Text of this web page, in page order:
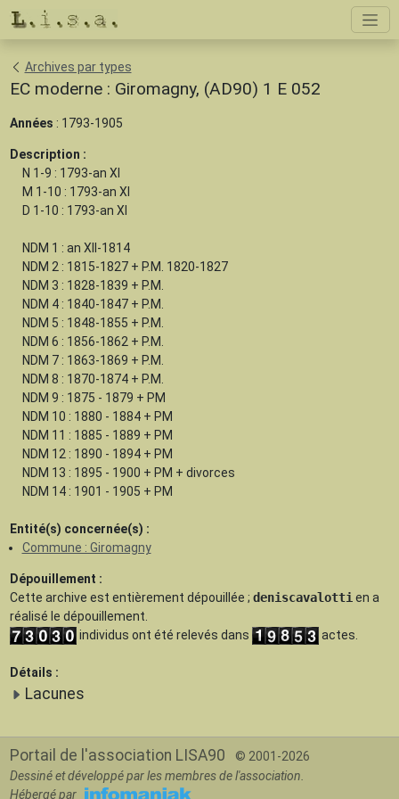
Archives par types
EC moderne : Giromagny, (AD90) 1 E 052
Années : 1793-1905
Description :
N 1-9 : 1793-an XI
M 1-10 : 1793-an XI
D 1-10 : 1793-an XI
NDM 1 : an XII-1814
NDM 2 : 1815-1827 + P.M. 1820-1827
NDM 3 : 1828-1839 + P.M.
NDM 4 : 1840-1847 + P.M.
NDM 5 : 1848-1855 + P.M.
NDM 6 : 1856-1862 + P.M.
NDM 7 : 1863-1869 + P.M.
NDM 8 : 1870-1874 + P.M.
NDM 9 : 1875 - 1879 + PM
NDM 10 : 1880 - 1884 + PM
NDM 11 : 1885 - 1889 + PM
NDM 12 : 1890 - 1894 + PM
NDM 13 : 1895 - 1900 + PM + divorces
NDM 14 : 1901 - 1905 + PM
Entité(s) concernée(s) :
Commune : Giromagny
Dépouillement :
Cette archive est entièrement dépouillée ; deniscavalotti en a
réalisé le dépouillement.
individus ont été relevés dans
actes.
Détails :
Lacunes
Portail de l'association LISA90
© 2001-2026
Dessiné et développé par les membres de l'association.
Hébergé par